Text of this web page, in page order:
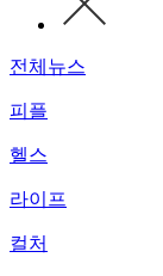
전체뉴스
피플
헬스
라이프
컬처